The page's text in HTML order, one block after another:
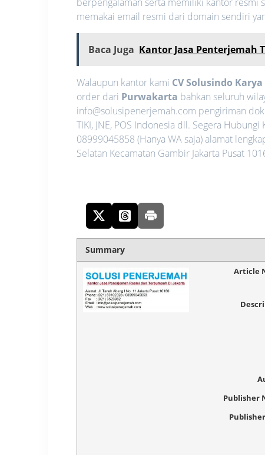
memakai email resmi dari domain sendiri
Baca Juga Kantor Jasa Penterjemah
Walaupun kantor kami CV Solusindo
order dari Purwakarta bahkan seluruh
info@solusipenerjemah.com pengiriman
TIKI, JNE, POS Indonesia dll. Segera
08999045858 (Hanya WA saja) alamat
Selatan Kecamatan Gambir Jakarta Pusat
Summary
Article
Publisher